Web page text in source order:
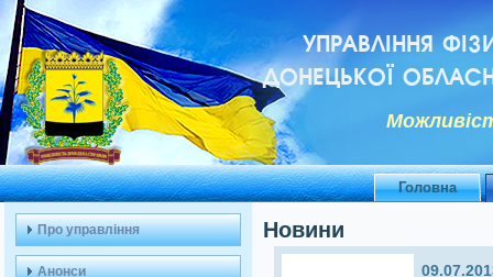
УПРАВЛІННЯ
ДОНЕЦЬКОЇ
Головна
Про управління
Анонси
Новини